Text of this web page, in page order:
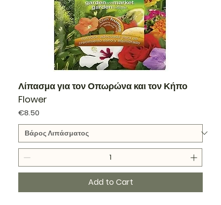
Λίπασμα για τον Οπωρώνα και τον Κήπο
Flower
Price
€8.50
Add to Cart